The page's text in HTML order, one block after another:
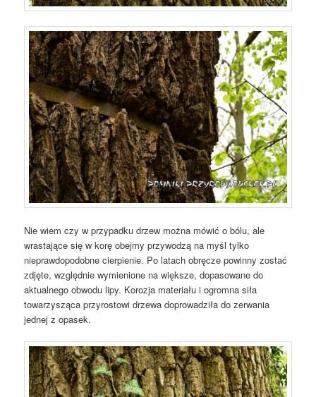
Nie wiem czy w przypadku drzew można mówić o bólu, ale
wrastające się w korę obejmy przywodzą na myśl tylko
nieprawdopodobne cierpienie. Po latach obręcze powinny zostać
zdjęte, względnie wymienione na większe, dopasowane do
aktualnego obwodu lipy. Korozja materiału i ogromna siła
towarzysząca przyrostowi drzewa doprowadziła do zerwania
jednej z opasek.